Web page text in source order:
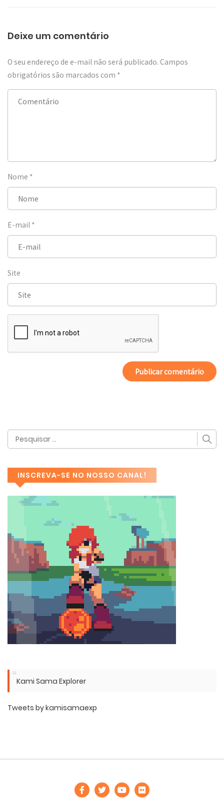
Deixe um comentário
O seu endereço de e-mail não será publicado. Campos
obrigatórios são marcados com *
Nome *
E-mail *
Site
INSCREVA-SE NO NOSSO CANAL!
Kami Sama Explorer
Tweets by kamisamaexp